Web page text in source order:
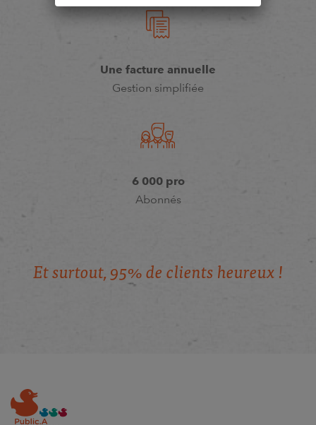
Une facture annuelle
Gestion simplifiée
6 000 pro
Abonnés
Et surtout, 95% de clients heureux !